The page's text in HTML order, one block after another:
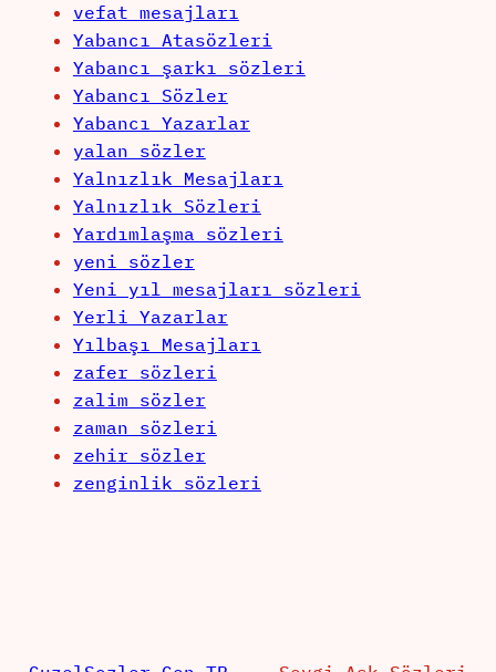
vefat mesajları
Yabancı Atasözleri
Yabancı şarkı sözleri
Yabancı Sözler
Yabancı Yazarlar
yalan sözler
Yalnızlık Mesajları
Yalnızlık Sözleri
Yardımlaşma sözleri
yeni sözler
Yeni yıl mesajları sözleri
Yerli Yazarlar
Yılbaşı Mesajları
zafer sözleri
zalim sözler
zaman sözleri
zehir sözler
zenginlik sözleri